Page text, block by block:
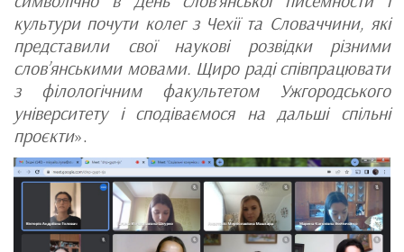
культури почути колег з Чехії та Словаччини, які
представили свої наукові розвідки різними
слов’янськими мовами. Щиро раді співпрацювати
з філологічним факультетом Ужгородського
університету і сподіваємося на дальші спільні
проєкти».